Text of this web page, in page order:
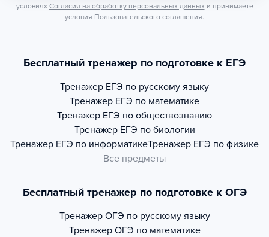
условиях Согласия на обработку персональных данных и принимаете
условия Пользовательского соглашения.
Бесплатный тренажер по подготовке к ЕГЭ
Тренажер ЕГЭ по русскому языку
Тренажер ЕГЭ по математике
Тренажер ЕГЭ по обществознанию
Тренажер ЕГЭ по биологии
Тренажер ЕГЭ по информатикеТренажер ЕГЭ по физике
Все предметы
Бесплатный тренажер по подготовке к ОГЭ
Тренажер ОГЭ по русскому языку
Тренажер ОГЭ по математике